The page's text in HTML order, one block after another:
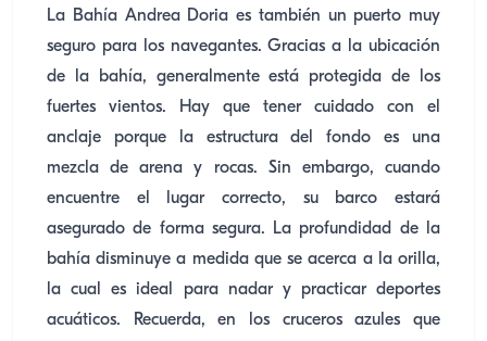
La Bahía Andrea Doria es también un puerto muy
seguro para los navegantes. Gracias a la ubicación
de la bahía, generalmente está protegida de los
fuertes vientos. Hay que tener cuidado con el
anclaje porque la estructura del fondo es una
mezcla de arena y rocas. Sin embargo, cuando
encuentre el lugar correcto, su barco estará
asegurado de forma segura. La profundidad de la
bahía disminuye a medida que se acerca a la orilla,
la cual es ideal para nadar y practicar deportes
acuáticos. Recuerda, en los cruceros azules que